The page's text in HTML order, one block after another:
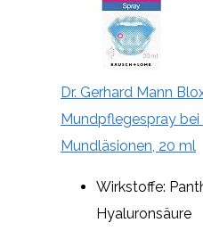
Dr. Gerhard Mann
Mundpflegespray
Mundläsionen, 20 ml
Wirkstoffe:
Hyaluronsäure